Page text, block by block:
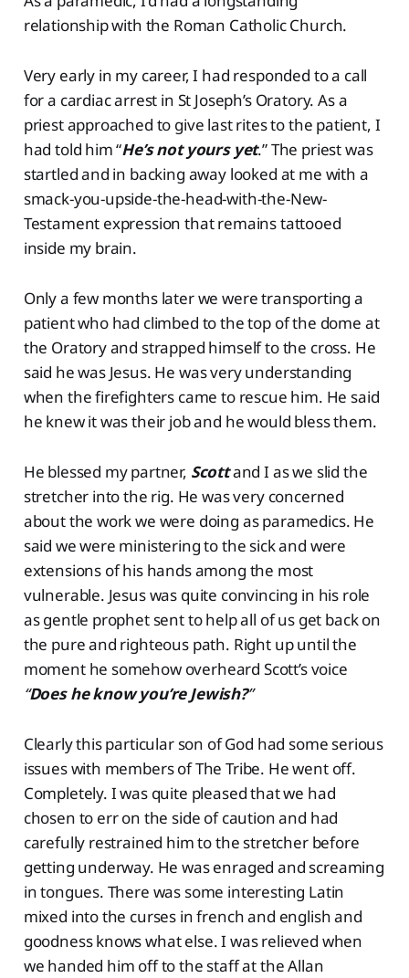
relationship with the Roman Catholic Church.
Very early in my career, I had responded to a call
for a cardiac arrest in St Joseph’s Oratory. As a
priest approached to give last rites to the patient, I
had told him “He’s not yours yet.” The priest was
startled and in backing away looked at me with a
smack-you-upside-the-head-with-the-New-
Testament expression that remains tattooed
inside my brain.
Only a few months later we were transporting a
patient who had climbed to the top of the dome at
the Oratory and strapped himself to the cross. He
said he was Jesus. He was very understanding
when the firefighters came to rescue him. He said
he knew it was their job and he would bless them.
He blessed my partner, Scottand I as we slid the
stretcher into the rig. He was very concerned
about the work we were doing as paramedics. He
said we were ministering to the sick and were
extensions of his hands among the most
vulnerable. Jesus was quite convincing in his role
as gentle prophet sent to help all of us get back on
the pure and righteous path. Right up until the
moment he somehow overheard Scott’s voice
“Does he know you’re Jewish?”
Clearly this particular son of God had some serious
issues with members of The Tribe. He went off.
Completely. I was quite pleased that we had
chosen to err on the side of caution and had
carefully restrained him to the stretcher before
getting underway. He was enraged and screaming
in tongues. There was some interesting Latin
mixed into the curses in french and english and
goodness knows what else. I was relieved when
we handed him off to the staff at the Allan